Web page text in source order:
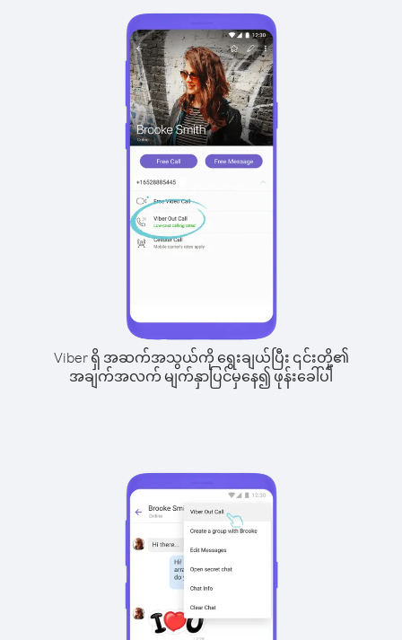
Viber ရှိ အဆက်အသွယ်ကို ရွေးချယ်ပြီး ၎င်းတို့၏
အချက်အလက် မျက်နှာပြင်မှနေ၍ ဖုန်းခေါ်ပါ